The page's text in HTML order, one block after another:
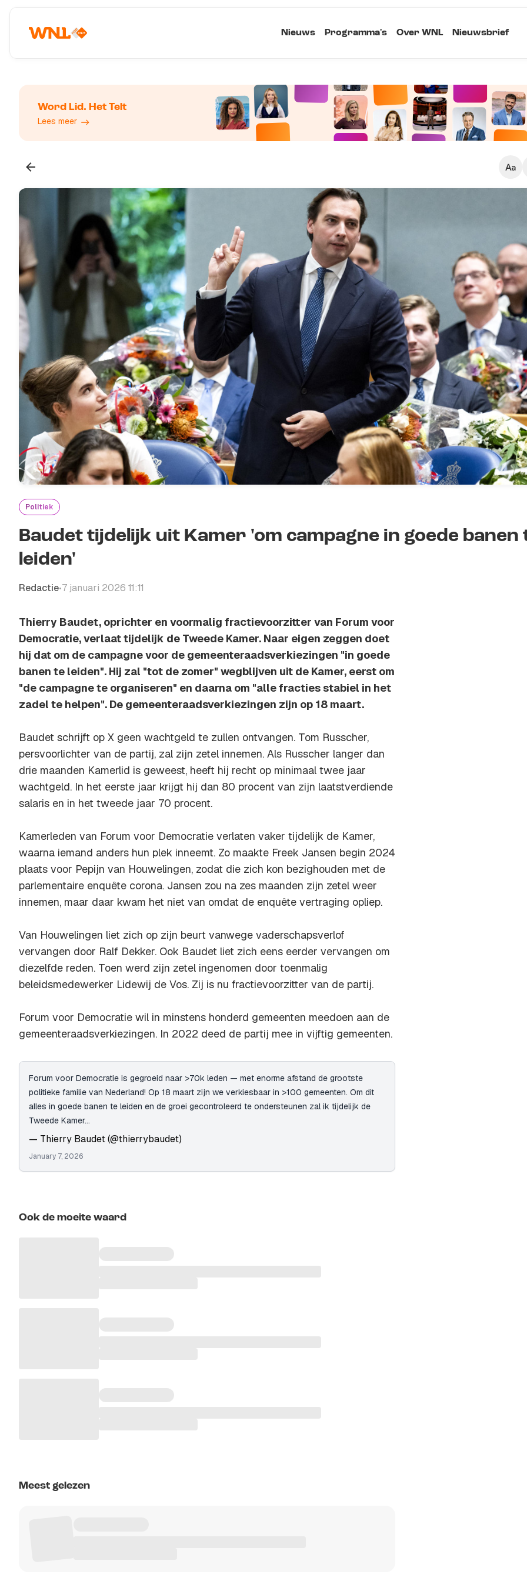
Nieuws Programma's Over WNL Nieuwsbrief
Word Lid. Het Telt
Lees meer
Politiek
Baudet tijdelijk uit Kamer 'om campagne in goede banen
leiden'
Redactie•7 januari 2026 11:11
Thierry Baudet, oprichter en voormalig fractievoorzitter van Forum voor
Democratie, verlaat tijdelijk de Tweede Kamer. Naar eigen zeggen doet
hij dat om de campagne voor de gemeenteraadsverkiezingen "in goede
banen te leiden". Hij zal "tot de zomer" wegblijven uit de Kamer, eerst om
"de campagne te organiseren" en daarna om "alle fracties stabiel in het
zadel te helpen". De gemeenteraadsverkiezingen zijn op 18 maart.
Baudet schrijft op X geen wachtgeld te zullen ontvangen. Tom Russcher,
persvoorlichter van de partij, zal zijn zetel innemen. Als Russcher langer dan
drie maanden Kamerlid is geweest, heeft hij recht op minimaal twee jaar
wachtgeld. In het eerste jaar krijgt hij dan 80 procent van zijn laatstverdiende
salaris en in het tweede jaar 70 procent.
Kamerleden van Forum voor Democratie verlaten vaker tijdelijk de Kamer,
waarna iemand anders hun plek inneemt. Zo maakte Freek Jansen begin 2024
plaats voor Pepijn van Houwelingen, zodat die zich kon bezighouden met de
parlementaire enquête corona. Jansen zou na zes maanden zijn zetel weer
innemen, maar daar kwam het niet van omdat de enquête vertraging opliep.
Van Houwelingen liet zich op zijn beurt vanwege vaderschapsverlof
vervangen door Ralf Dekker. Ook Baudet liet zich eens eerder vervangen om
diezelfde reden. Toen werd zijn zetel ingenomen door toenmalig
beleidsmedewerker Lidewij de Vos. Zij is nu fractievoorzitter van de partij.
Forum voor Democratie wil in minstens honderd gemeenten meedoen aan de
gemeenteraadsverkiezingen. In 2022 deed de partij mee in vijftig gemeenten.
Forum voor Democratie is gegroeid naar >70k leden — met enorme afstand de grootste
politieke familie van Nederland! Op 18 maart zijn we verkiesbaar in >100 gemeenten. Om dit
alles in goede banen te leiden en de groei gecontroleerd te ondersteunen zal ik tijdelijk de
Tweede Kamer…
— Thierry Baudet (@thierrybaudet)
January 7, 2026
Ook de moeite waard
Meest gelezen